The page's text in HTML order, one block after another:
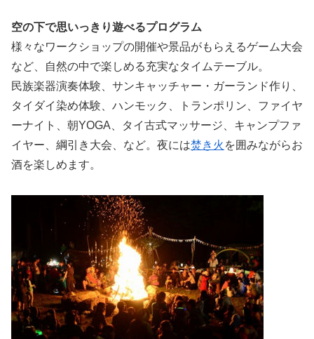
空の下で思いっきり遊べるプログラム
様々なワークショップの開催や景品がもらえるゲーム大会
など、自然の中で楽しめる充実なタイムテーブル。
民族楽器演奏体験、サンキャッチャー・ガーランド作り、
タイダイ染め体験、ハンモック‬、トランポリン、ファイヤ
ーナイト、朝YOGA、タイ古式マッサージ、キャンプファ
イヤー、綱引き大会、など。夜には焚き火 を囲みながらお
酒を楽しめます。